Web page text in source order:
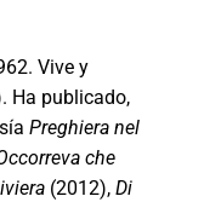
Vive y
Ha publicado,
Preghiera nel
che
(2012), Di